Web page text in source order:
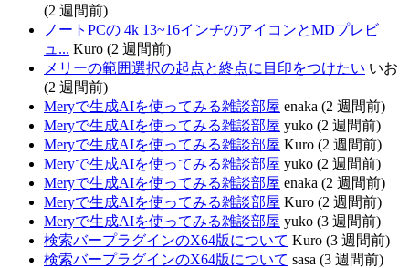
(2 週間前)
ノートPCの 4k 13~16インチのアイコンとMDプレビ
ュ... Kuro (2 週間前)
メリーの範囲選択の起点と終点に目印をつけたい いお
(2 週間前)
Meryで生成AIを使ってみる雑談部屋 enaka (2 週間前)
Meryで生成AIを使ってみる雑談部屋 yuko (2 週間前)
Meryで生成AIを使ってみる雑談部屋 Kuro (2 週間前)
Meryで生成AIを使ってみる雑談部屋 yuko (2 週間前)
Meryで生成AIを使ってみる雑談部屋 enaka (2 週間前)
Meryで生成AIを使ってみる雑談部屋 Kuro (2 週間前)
Meryで生成AIを使ってみる雑談部屋 yuko (3 週間前)
検索バープラグインのX64版について Kuro (3 週間前)
検索バープラグインのX64版について sasa (3 週間前)